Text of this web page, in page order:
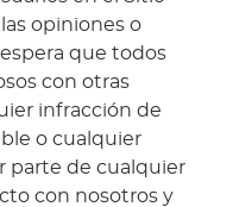
opiniones o
que todos
con otras
infracción de
o cualquier
parte de cualquier
con nosotros y